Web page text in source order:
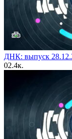
ДНК: выпуск
02.4к.